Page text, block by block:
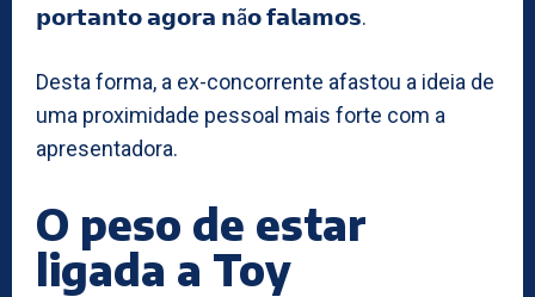
𝗽𝗼𝗿𝘁𝗮𝗻𝘁𝗼 𝗮𝗴𝗼𝗿𝗮 𝗻ã𝗼 𝗳𝗮𝗹𝗮𝗺𝗼𝘀.
Desta forma, a ex-concorrente afastou a ideia de
uma proximidade pessoal mais forte com a
apresentadora.
O peso de estar
ligada a Toy